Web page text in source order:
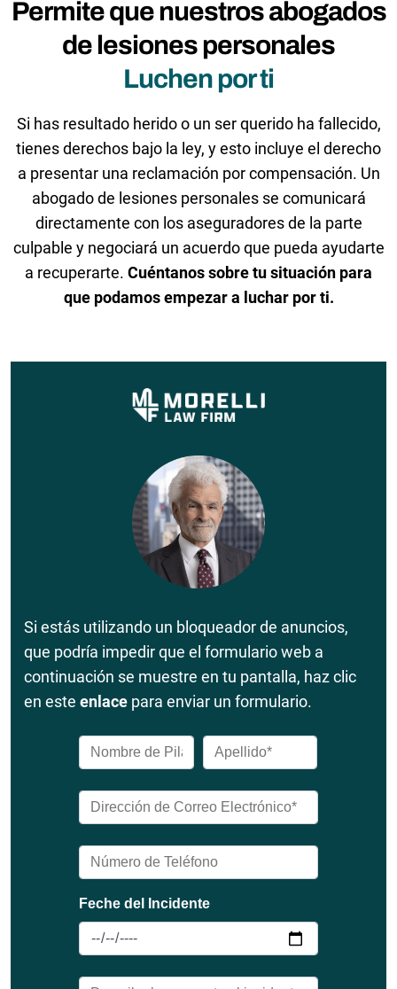
Permite que nuestros abogados
de lesiones personales
Luchen por ti
Si has resultado herido o un ser querido ha fallecido,
tienes derechos bajo la ley, y esto incluye el derecho
a presentar una reclamación por compensación. Un
abogado de lesiones personales se comunicará
directamente con los aseguradores de la parte
culpable y negociará un acuerdo que pueda ayudarte
a recuperarte. Cuéntanos sobre tu situación para
que podamos empezar a luchar por ti.
Si estás utilizando un bloqueador de anuncios,
que podría impedir que el formulario web a
continuación se muestre en tu pantalla, haz clic
en este enlace para enviar un formulario.